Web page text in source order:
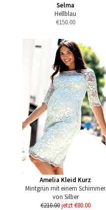
Selma
Hellblau
€150.00
Amelia Kleid Kurz
Mintgrün mit einem Schimmer
von Silber
€210.00 jetzt €80.00